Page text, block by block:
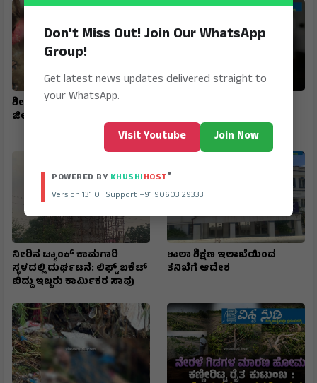
ಶೀಲ ಶಂಕೆಗೆ ಬಲಿಯಾದ ಎರಡು
ಜೀವಗಳು
ಪೊಲೀಸರು
ನೀರಿನ ಟ್ಯಾಂಕ್ ಕಾಮಗಾರಿ
ಸ್ಥಳದಲ್ಲಿ ದುರ್ಘಟನೆ: ಲಿಫ್ಟ್ ಬಕೆಟ್
ಬಿದ್ದು ಇಬ್ಬರು ಕಾರ್ಮಿಕರ ಸಾವು
ಶಾಲಾ ಶಿಕ್ಷಣ ಇಲಾಖೆಯಿಂದ
ತನಿಖೆಗೆ ಆದೇಶ
Don't Miss Out! Join Our WhatsApp
Group!
Get latest news updates delivered straight to
your WhatsApp.
Visit Youtube Join Now
POWERED BY KHUSHIHOST®
Version 131.0 | Support +91 90603 29333